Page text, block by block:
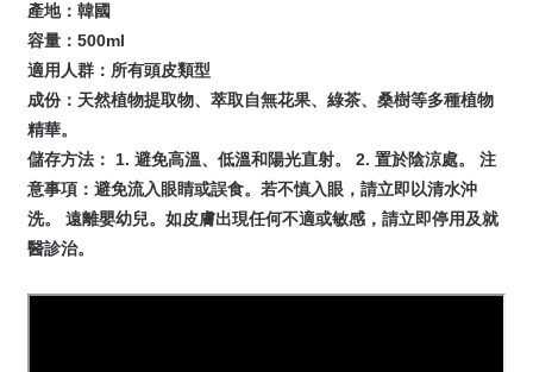
產地：韓國
容量 ：500ml
適用人群：所有頭皮類型
成份：天然植物提取物、萃取自無花果、綠茶、桑樹等多種植物
精華。
儲存方法：
1. 避免高溫、低溫和陽光直射。 2. 置於陰涼處。 注
意事項：避免流入眼睛或誤食。若不慎入眼，請立即以清水沖
洗。 遠離嬰幼兒。如皮膚出現任何不適或敏感，請立即停用及就
醫診治。